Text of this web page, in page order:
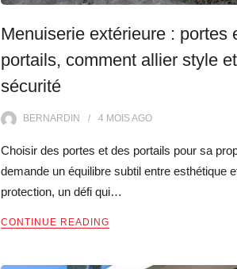
Menuiserie extérieure : portes
portails, comment allier style et
sécurité
BERNARDIN 4 MOISAGO
Choisir des portes et des portails pour sa
demande un équilibre subtil entre esthétique
protection, un défi qui…
CONTINUE READING